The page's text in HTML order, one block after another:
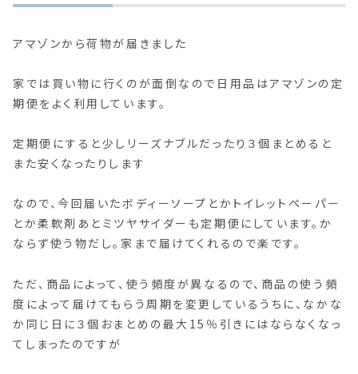
アマゾンから荷物が届きました
家では買い物に行くのが面倒なので日用品はアマゾンの定
期便をよく利用しています。
定期便にすると少しリーズナブルだったり３個まとめると
また安くなったりします
なので、今回届いたボディーソープとかトイレットペーパー
とか柔軟剤あとミツヤサイダーも定期便にしています。か
ならず使う物だし。家まで届けてくれるので楽です。
ただ、商品によって、使う頻度が異なるので、商品の使う頻
度によって届けてもらう周期を変更しているうちに、なかな
か同じ日に３個おまとめの最大15％引きにはならなくなっ
てしまったのですが